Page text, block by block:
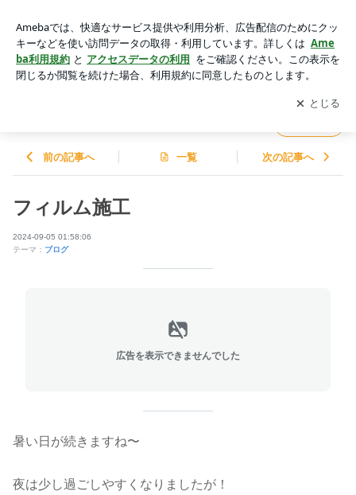
アプリをダウンロードして ブログの更新通知
を受け取りまし
ょう。
開く
前の記事へ 一覧 次の記事へ
フィルム施工
2024-09-05 01:58:06
テーマ： ブログ
広告を表示できませんでした
暑い日が続きますね〜
夜は少し過ごしやすくなりましたが！